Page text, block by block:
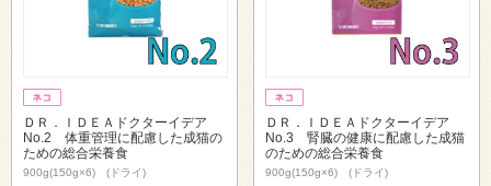
ＤＲ．ＩＤＥＡドクターイデア
No.2 体重管理に配慮した成猫の
ための総合栄養食
900g(150g×6) (ドライ)
ＤＲ．ＩＤＥＡドクターイデア
No.3 腎臓の健康に配慮した成猫
のための総合栄養食
900g(150g×6) (ドライ)